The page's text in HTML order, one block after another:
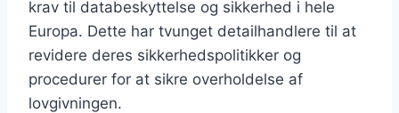
krav til databeskyttelse og sikkerhed i hele
Europa. Dette har tvunget detailhandlere til at
revidere deres sikkerhedspolitikker og
procedurer for at sikre overholdelse af
lovgivningen.